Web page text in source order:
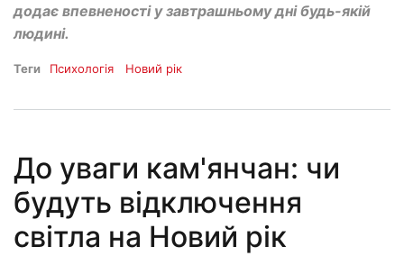
додає впевненості у завтрашньому дні будь-якій
людині.
Теги Психологія Новий рік
До уваги кам'янчан: чи
будуть відключення
світла на Новий рік